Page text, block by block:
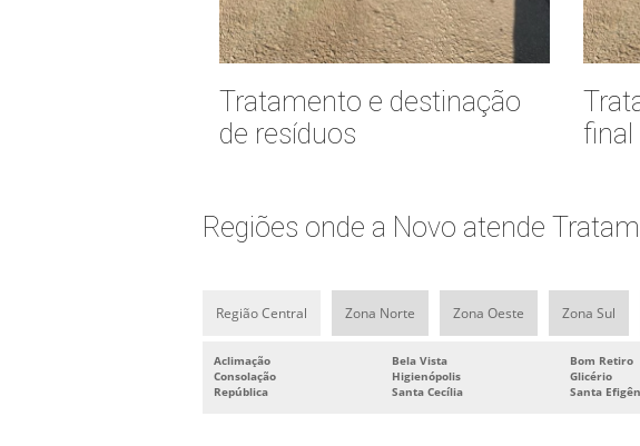
Tratamento e destinação
de resíduos
final
Regiões onde a Novo atende
Região Central Zona Norte Zona Oeste Zona Sul
Aclimação Bela Vista Bom Retiro
Consolação
Higienópolis Glicério
República
Santa Cecília Santa